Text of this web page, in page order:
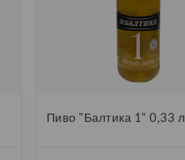
Пиво "Балтика 1" 0,33 л